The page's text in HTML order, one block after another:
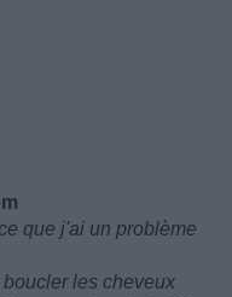
que j'ai un problème
les cheveux